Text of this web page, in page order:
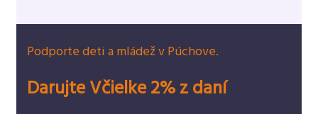
Podporte deti a mládež v Púchove.
Darujte Včielke 2% z daní